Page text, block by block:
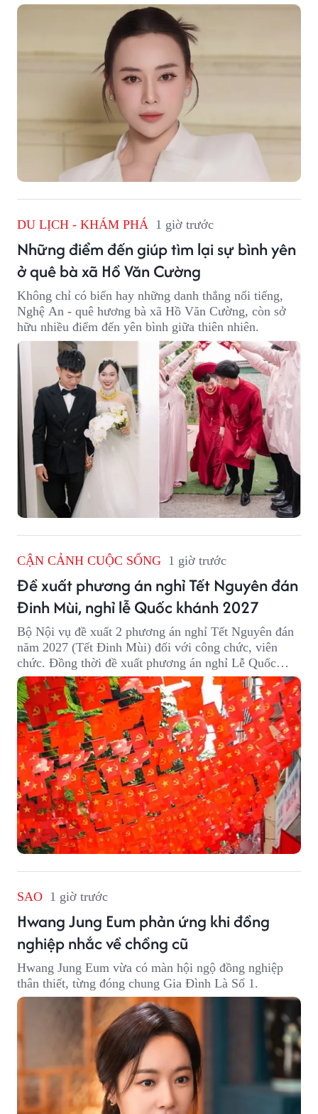
tạo nên hương vị bình dị nhưng đầy cuốn hút của
DU LỊCH - KHÁM PHÁ 1 giờ trước
Những điểm đến giúp tìm lại sự bình yên
ở quê bà xã Hồ Văn Cường
Không chỉ có biển hay những danh thắng nổi tiếng,
Nghệ An - quê hương bà xã Hồ Văn Cường, còn sở
hữu nhiều điểm đến yên bình giữa thiên nhiên.
CẬN CẢNH CUỘC SỐNG 1 giờ trước
Đề xuất phương án nghỉ Tết Nguyên đán
Đinh Mùi, nghỉ lễ Quốc khánh 2027
Bộ Nội vụ đề xuất 2 phương án nghỉ Tết Nguyên đán
năm 2027 (Tết Đinh Mùi) đối với công chức, viên
chức. Đồng thời đề xuất phương án nghỉ Lễ Quốc
khánh năm 2027 với 4 ngày nghỉ liên tục.
SAO 1 giờ trước
Hwang Jung Eum phản ứng khi đồng
nghiệp nhắc về chồng cũ
Hwang Jung Eum vừa có màn hội ngộ đồng nghiệp
thân thiết, từng đóng chung Gia Đình Là Số 1.